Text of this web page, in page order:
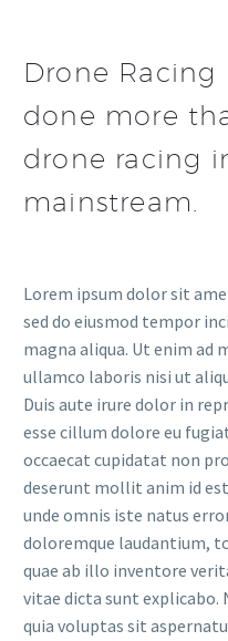
Drone Racing
done more
drone racing
mainstream.
Lorem ipsum dolor sit
sed do eiusmod tempor
magna aliqua. Ut enim ad
ullamco laboris nisi ut
Duis aute irure dolor in
esse cillum dolore eu
occaecat cupidatat non
deserunt mollit anim id
unde omnis iste natus
doloremque laudantium,
quae ab illo inventore
vitae dicta sunt
quia voluptas sit